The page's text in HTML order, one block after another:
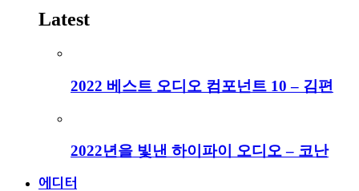
Latest
2022 베스트 오디오 컴포넌트 10 – 김편
2022년을 빛낸 하이파이 오디오 – 코난
에디터